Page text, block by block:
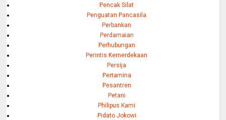
Pencak Silat
Penguatan Pancasila
Perbankan
Perdamaian
Perhubungan
Perintis Kemerdekaan
Persija
Pertamina
Pesantren
Petani
Philipus Kami
Pidato Jokowi